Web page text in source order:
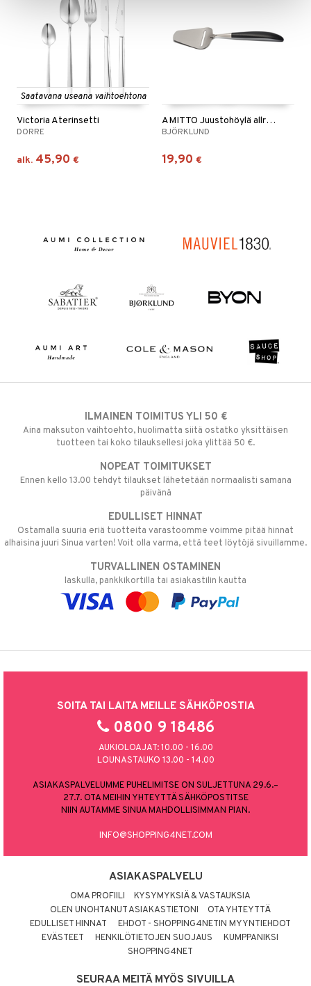
Saatavana useana vaihtoehtona
Victoria Aterinsetti
DORRE
alk. 45,90 €
AMITTO Juustohöylä allround
BJÖRKLUND
19,90 €
ILMAINEN TOIMITUS YLI 50 €
Aina maksuton vaihtoehto, huolimatta siitä ostatko yksittäisen
tuotteen tai koko tilauksellesi joka ylittää 50 €.
NOPEAT TOIMITUKSET
Ennen kello 13.00 tehdyt tilaukset lähetetään normaalisti samana
päivänä
EDULLISET HINNAT
Ostamalla suuria eriä tuotteita varastoomme voimme pitää hinnat
alhaisina juuri Sinua varten! Voit olla varma, että teet löytöjä sivuillamme.
TURVALLINEN OSTAMINEN
laskulla, pankkikortilla tai asiakastilin kautta
SOITA TAI LAITA MEILLE SÄHKÖPOSTIA
0800 9 18486
AUKIOLOAJAT: 10.00 - 16.00
LOUNASTAUKO 13.00 - 14.00
ASIAKASPALVELUMME PUHELIMITSE ON SULJETTUNA 29.6.–
27.7. OTA MEIHIN YHTEYTTÄ SÄHKÖPOSTITSE
NIIN AUTAMME SINUA MAHDOLLISIMMAN PIAN.
INFO@SHOPPING4NET.COM
ASIAKASPALVELU
OMA PROFIILI
KYSYMYKSIÄ & VASTAUKSIA
OLEN UNOHTANUT ASIAKASTIETONI
OTA YHTEYTTÄ
EDULLISET HINNAT
EHDOT - SHOPPING4NETIN MYYNTIEHDOT
EVÄSTEET
HENKILÖTIETOJEN SUOJAUS
KUMPPANIKSI
SHOPPING4NET
SEURAA MEITÄ MYÖS SIVUILLA